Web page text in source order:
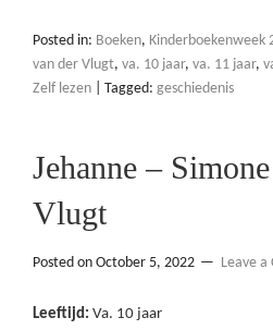
Posted in: Boeken, Kinderboekenweek
van der Vlugt, va. 10 jaar, va. 11 jaar,
Zelf lezen
Tagged: geschiedenis
Jehanne –
Vlugt
Posted on October 5, 2022 Leave a
Leeftijd: Va. 10 jaar